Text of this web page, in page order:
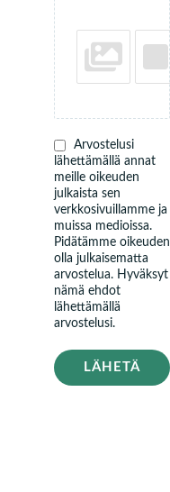
Arvostelusi
lähettämällä annat
meille oikeuden
julkaista sen
verkkosivuillamme ja
muissa medioissa.
Pidätämme oikeuden
olla julkaisematta
arvostelua. Hyväksyt
nämä ehdot
lähettämällä
arvostelusi.
LÄHETÄ